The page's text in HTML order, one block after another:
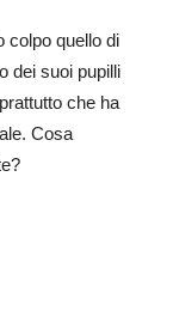
colpo quello di
dei suoi pupilli
che ha
Cosa